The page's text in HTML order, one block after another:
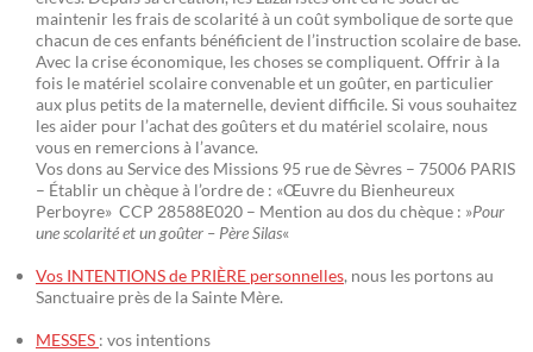
maintenir les frais de scolarité à un coût symbolique de sorte que
chacun de ces enfants bénéficient de l’instruction scolaire de base.
Avec la crise économique, les choses se compliquent. Offrir à la
fois le matériel scolaire convenable et un goûter, en particulier
aux plus petits de la maternelle, devient difficile. Si vous souhaitez
les aider pour l’achat des goûters et du matériel scolaire, nous
vous en remercions à l’avance.
Vos dons au Service des Missions 95 rue de Sèvres – 75006 PARIS
– Établir un chèque à l’ordre de : «Œuvre du Bienheureux
Perboyre» CCP 28588E020 – Mention au dos du chèque : »Pour
une scolarité et un goûter – Père Silas«
Vos INTENTIONS de PRIÈRE personnelles, nous les portons au
Sanctuaire près de la Sainte Mère.
MESSES : vos intentions